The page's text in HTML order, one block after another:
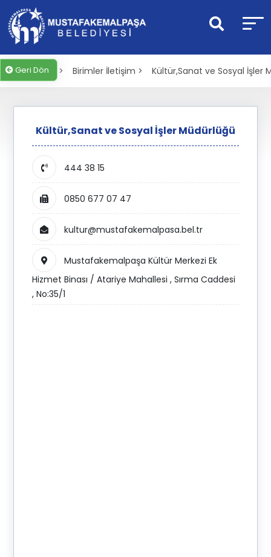
Geri Dön
Anasayfa > Birimler İletişim > Kültür,Sanat ve Sosyal İşler
Kültür,Sanat ve Sosyal İşler Müdürlüğü
444 38 15
0850 677 07 47
kultur@mustafakemalpasa.bel.tr
Mustafakemalpaşa Kültür Merkezi Ek
Hizmet Binası / Atariye Mahallesi , Sırma Caddesi
, No:35/1